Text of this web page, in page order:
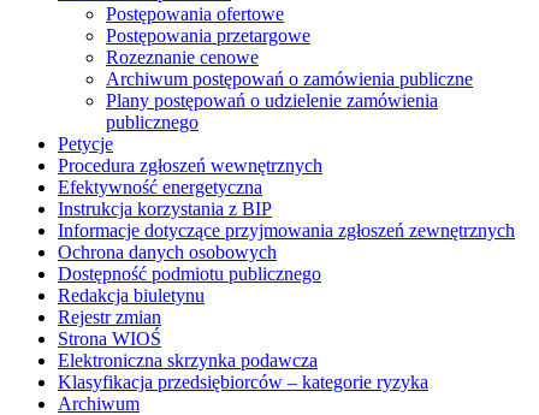
Postępowania ofertowe
Postępowania przetargowe
Rozeznanie cenowe
Archiwum postępowań o zamówienia publiczne
Plany postępowań o udzielenie zamówienia
publicznego
Petycje
Procedura zgłoszeń wewnętrznych
Efektywność energetyczna
Instrukcja korzystania z BIP
Informacje dotyczące przyjmowania zgłoszeń zewnętrznych
Ochrona danych osobowych
Dostępność podmiotu publicznego
Redakcja biuletynu
Rejestr zmian
Strona WIOŚ
Elektroniczna skrzynka podawcza
Klasyfikacja przedsiębiorców – kategorie ryzyka
Archiwum